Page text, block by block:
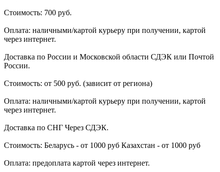
Стоимость: 700 руб.
Оплата: наличными/картой курьеру при получении, картой
через интернет.
Доставка по России и Московской области СДЭК или Почтой
России.
Стоимость: от 500 руб. (зависит от региона)
Оплата: наличными/картой курьеру при получении, картой
через интернет.
Доставка по СНГ Через СДЭК.
Стоимость: Беларусь - от 1000 руб Казахстан - от 1000 руб
Оплата: предоплата картой через интернет.